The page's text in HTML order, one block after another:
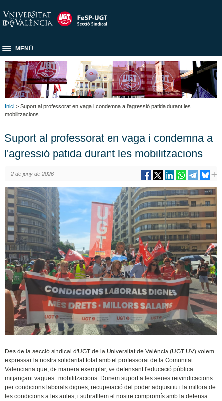
MENÚ
Inici > Suport al professorat en vaga i condemna a l'agressió patida durant les
mobilitzacions
Suport al professorat en vaga i condemna a
l'agressió patida durant les mobilitzacions
2 de juny de 2026
Des de la secció sindical d'UGT de la Universitat de València (UGT UV) volem
expressar la nostra solidaritat total amb el professorat de la Comunitat
Valenciana que, de manera exemplar, ve defensant l'educació pública
mitjançant vagues i mobilitzacions. Donem suport a les seues reivindicacions
per condicions laborals dignes, recuperació del poder adquisitiu i la millora de
les condicions a les aules, i subratllem el nostre compromís amb la defensa